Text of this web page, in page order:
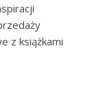
z książkami